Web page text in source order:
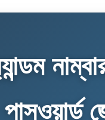
পাসওয়ার্ড